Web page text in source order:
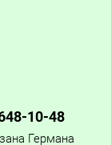
10-48
Германа